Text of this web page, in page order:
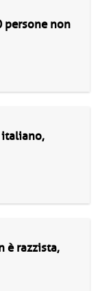
persone non
italiano,
è razzista,